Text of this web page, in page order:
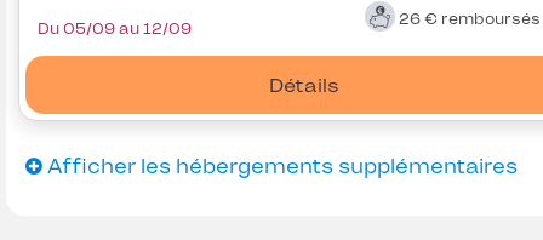
26 € remboursés
Détails
Du 05/09 au 12/09
Afficher les hébergements supplémentaires